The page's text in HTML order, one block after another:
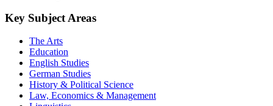
Key Subject Areas
The Arts
Education
English Studies
German Studies
History & Political Science
Law, Economics & Management